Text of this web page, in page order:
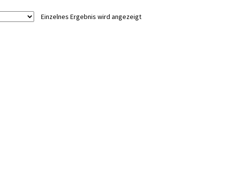
Einzelnes Ergebnis wird angezeigt